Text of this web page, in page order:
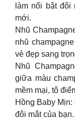
làm nổi bật
mới.
Nhũ
nhũ
vẻ đẹp sang
Nhũ
giữa màu
mềm mại, tô
Hồng Baby
đôi mắt của bạn.